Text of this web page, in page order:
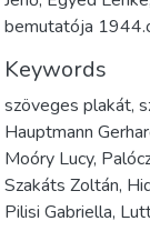
bemutatója
Keywords
szöveges plakát,
Hauptmann
Moóry Lucy,
Szakáts Zoltán,
Pilisi Gabriella,